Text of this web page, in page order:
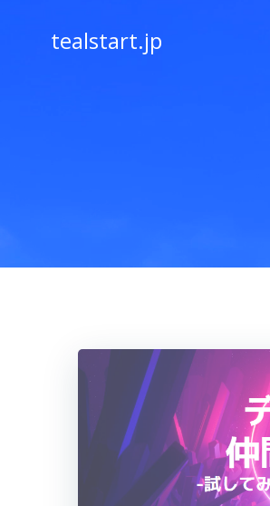
tealstart.jp